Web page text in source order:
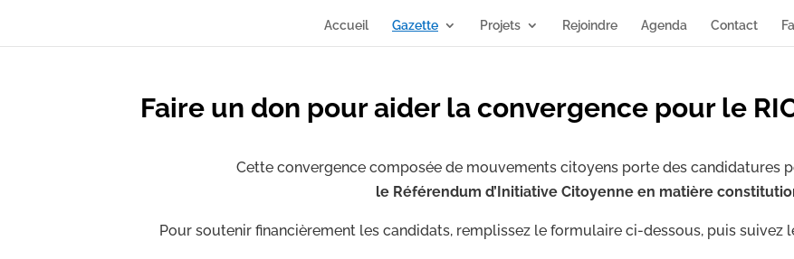
Accueil Gazette Projets Rejoindre Agenda Contact
Faire un don pour aider la convergence pour le
Cette convergence composée de mouvements citoyens porte des candidatures
le Référendum d’Initiative Citoyenne en matière
Pour soutenir financièrement les candidats, remplissez le formulaire ci-dessous, puis